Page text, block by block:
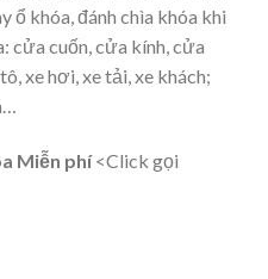
ổ khóa, đánh chìa khóa khi
cửa cuốn, cửa kính, cửa
xe hơi, xe tải, xe khách;
Miễn phí<Click gọi